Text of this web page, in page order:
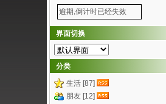
逾期,倒计时已经失效
界面切换
分类
生活 [87]
朋友 [12]